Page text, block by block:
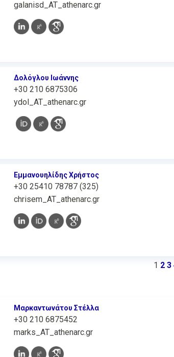
galanisd_AT_athenarc.gr
Δολόγλου Ιωάννης
+30 210 6875306
ydol_AT_athenarc.gr
Εμμανουηλίδης Χρήστος
+30 25410 78787 (325)
chrisem_AT_athenarc.gr
1 2 3
Μαρκαντωνάτου Στέλλα
+30 210 6875452
marks_AT_athenarc.gr